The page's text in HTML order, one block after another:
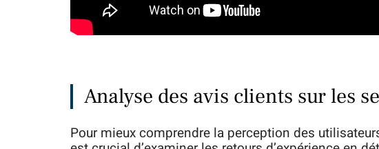
Analyse des avis clients sur les
Pour mieux comprendre la perception des